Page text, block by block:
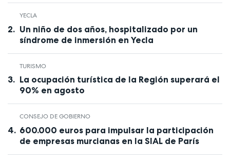
YECLA
Un niño de dos años, hospitalizado por un
síndrome de inmersión en Yecla
TURISMO
La ocupación turística de la Región superará el
90% en agosto
CONSEJO DE GOBIERNO
600.000 euros para impulsar la participación
de empresas murcianas en la SIAL de París